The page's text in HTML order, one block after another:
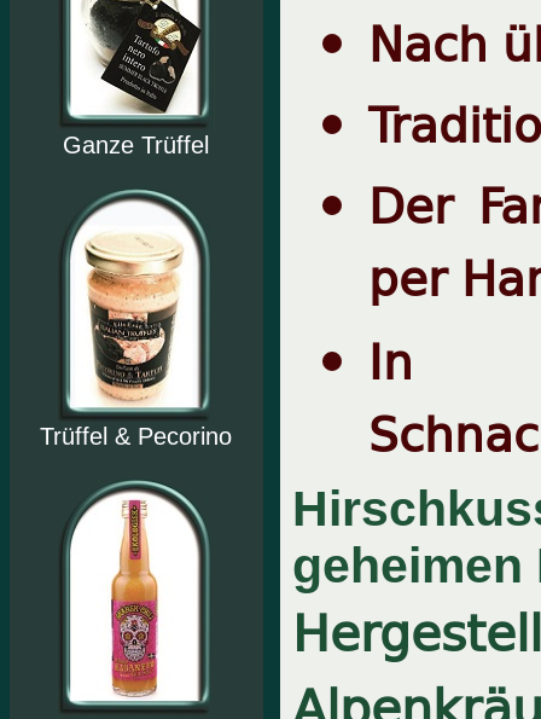
Ganze Trüffel
Trüffel & Pecorino
Nach
Der
per
In
geheimen